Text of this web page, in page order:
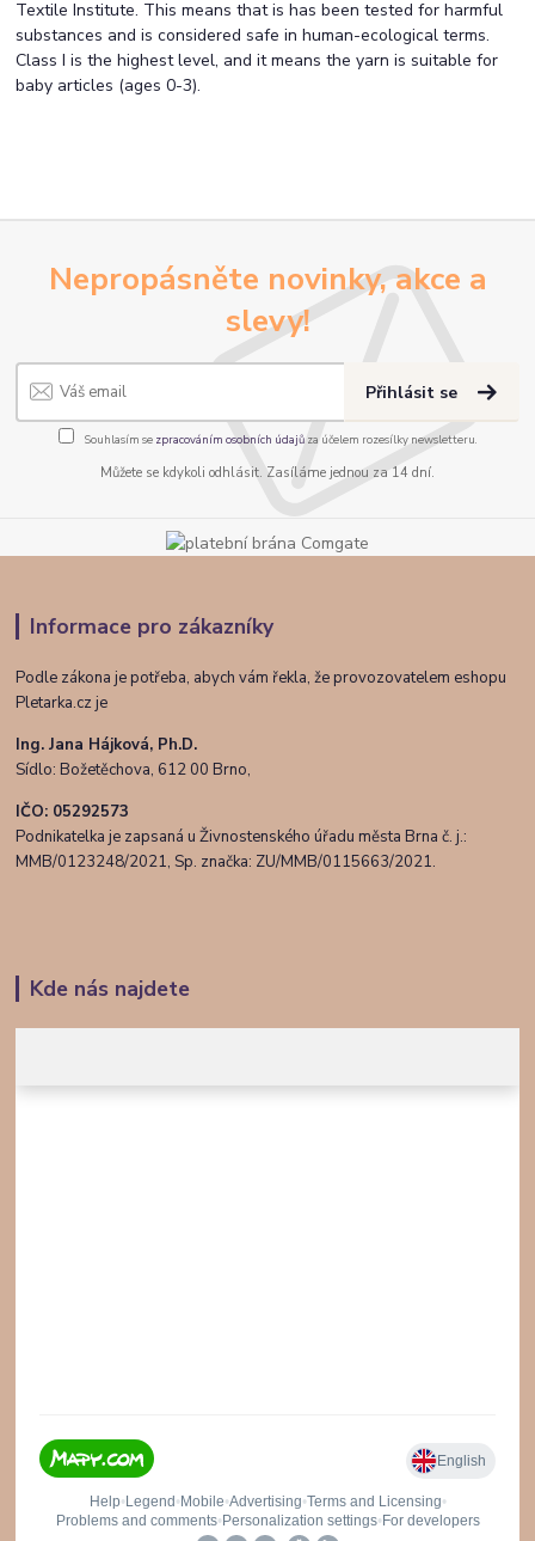
Textile Institute. This means that is has been tested for harmful
substances and is considered safe in human-ecological terms.
Class I is the highest level, and it means the yarn is suitable for
baby articles (ages 0-3).
Nepropásněte novinky, akce a
slevy!
Přihlásit se
Souhlasím se zpracováním osobních údajůza účelem rozesílky newsletteru.
Můžete se kdykoli odhlásit. Zasíláme jednou za 14 dní.
Informace pro zákazníky
Podle zákona je potřeba, abych vám řekla, že provozovatelem eshopu
Pletarka.cz je
Ing. Jana Hájková, Ph.D.
Sídlo: Božetěchova, 612 00 Brno,
IČO: 05292573
Podnikatelka je zapsaná u Živnostenského úřadu města Brna č. j.:
MMB/0123248/2021, Sp. značka: ZU/MMB/0115663/2021.
Kde nás najdete